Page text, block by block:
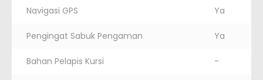
Navigasi GPS Ya
Pengingat Sabuk Pengaman Ya
Bahan Pelapis Kursi -